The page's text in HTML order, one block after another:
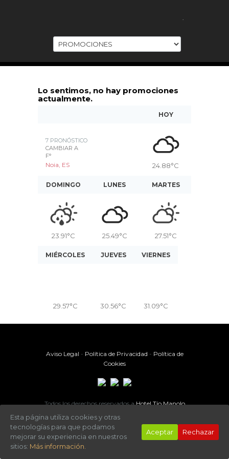
.
Lo sentimos, no hay promociones
actualmente.
7 PRONÓSTICO
CAMBIAR A
F°
Noia, ES
HOY
24.88°C
DOMINGO
23.91°C
LUNES
25.49°C
MARTES
27.51°C
MIÉRCOLES
29.57°C
JUEVES
30.56°C
VIERNES
31.09°C
Aviso Legal - Política de Privacidad - Política de
Cookies
Todos los derechos reservados aHotel Tío Manolo
Esta página utiliza cookies y otras
tecnologías para que podamos
mejorar su experiencia en nuestros
sitios: Más información.
Aceptar Rechazar